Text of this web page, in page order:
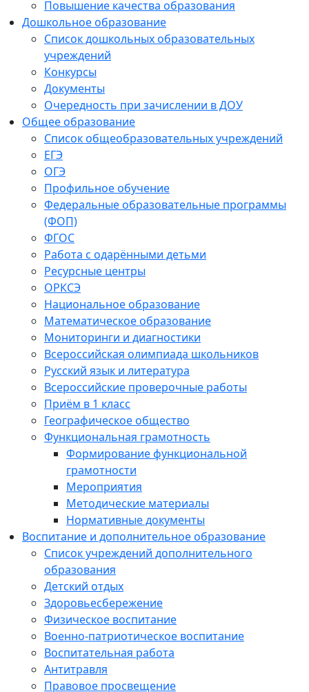
Повышение качества образования
Дошкольное образование
Список дошкольных образовательных
учреждений
Конкурсы
Документы
Очередность при зачислении в ДОУ
Общее образование
Список общеобразовательных учреждений
ЕГЭ
ОГЭ
Профильное обучение
Федеральные образовательные программы
(ФОП)
ФГОС
Работа с одарёнными детьми
Ресурсные центры
ОРКСЭ
Национальное образование
Математическое образование
Мониторинги и диагностики
Всероссийская олимпиада школьников
Русский язык и литература
Всероссийские проверочные работы
Приём в 1 класс
Географическое общество
Функциональная грамотность
Формирование функциональной
грамотности
Мероприятия
Методические материалы
Нормативные документы
Воспитание и дополнительное образование
Список учреждений дополнительного
образования
Детский отдых
Здоровьесбережение
Физическое воспитание
Военно-патриотическое воспитание
Воспитательная работа
Антитравля
Правовое просвещение